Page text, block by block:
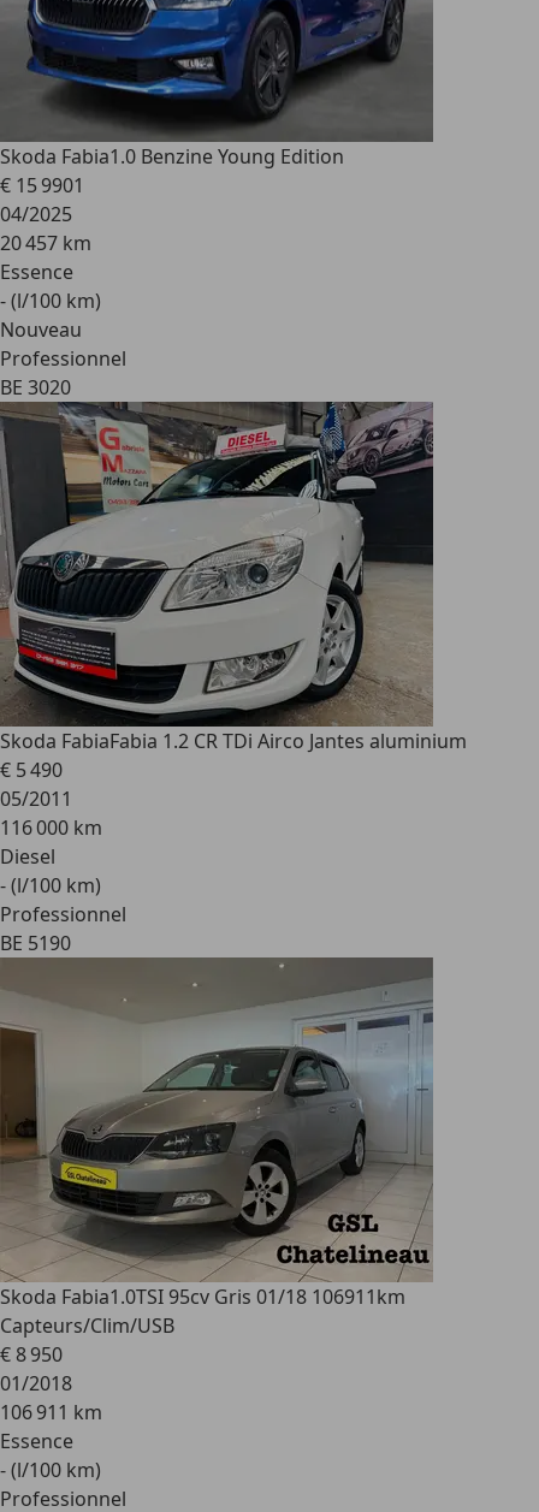
Skoda Fabia1.0 Benzine Young Edition
€ 15 9901
04/2025
20 457 km
Essence
- (l/100 km)
Nouveau
Professionnel
BE 3020
Skoda FabiaFabia 1.2 CR TDi Airco Jantes aluminium
€ 5 490
05/2011
116 000 km
Diesel
- (l/100 km)
Professionnel
BE 5190
Skoda Fabia1.0TSI 95cv Gris 01/18 106911km
Capteurs/Clim/USB
€ 8 950
01/2018
106 911 km
Essence
- (l/100 km)
Professionnel